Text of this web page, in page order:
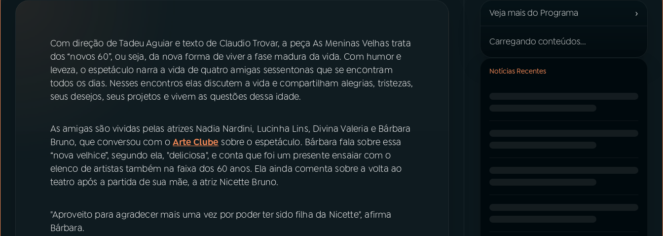
ACOMPANHE A RÁDIO MEC
YouTube Facebook
Com direção de Tadeu Aguiar e texto de Claudio Trovar, a peça As Meninas Velhas trata
dos “novos 60”, ou seja, da nova forma de viver a fase madura da vida. Com humor e
leveza, o espetáculo narra a vida de quatro amigas sessentonas que se encontram
todos os dias. Nesses encontros elas discutem a vida e compartilham alegrias, tristezas,
seus desejos, seus projetos e vivem as questões dessa idade.
As amigas são vividas pelas atrizes Nadia Nardini, Lucinha Lins, Divina Valeria e Bárbara
Bruno, que conversou com oArte Clube sobre o espetáculo. Bárbara fala sobre essa
“nova velhice”, segundo ela, "deliciosa", e conta que foi um presente ensaiar com o
elenco de artistas também na faixa dos 60 anos. Ela ainda comenta sobre a volta ao
teatro após a partida de sua mãe, a atriz Nicette Bruno.
"Aproveito para agradecer mais uma vez por poder ter sido filha da Nicette", afirma
Bárbara.
Veja mais do Programa ›
Carregando conteúdos...
Notícias Recentes